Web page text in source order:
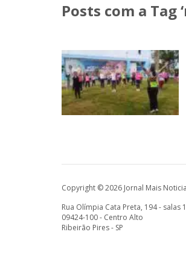
Posts com a Tag
Copyright © 2026 Jornal Mais
Rua Olímpia Cata Preta, 194 - salas
09424-100 - Centro Alto
Ribeirão Pires - SP